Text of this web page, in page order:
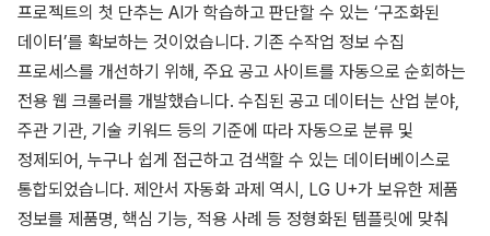
프로젝트의 첫 단추는 AI가 학습하고 판단할 수 있는 ‘구조화된
데이터’를 확보하는 것이었습니다. 기존 수작업 정보 수집
프로세스를 개선하기 위해, 주요 공고 사이트를 자동으로 순회하는
전용 웹 크롤러를 개발했습니다. 수집된 공고 데이터는 산업 분야,
주관 기관, 기술 키워드 등의 기준에 따라 자동으로 분류 및
정제되어, 누구나 쉽게 접근하고 검색할 수 있는 데이터베이스로
통합되었습니다. 제안서 자동화 과제 역시, LG U+가 보유한 제품
정보를 제품명, 핵심 기능, 적용 사례 등 정형화된 템플릿에 맞춰